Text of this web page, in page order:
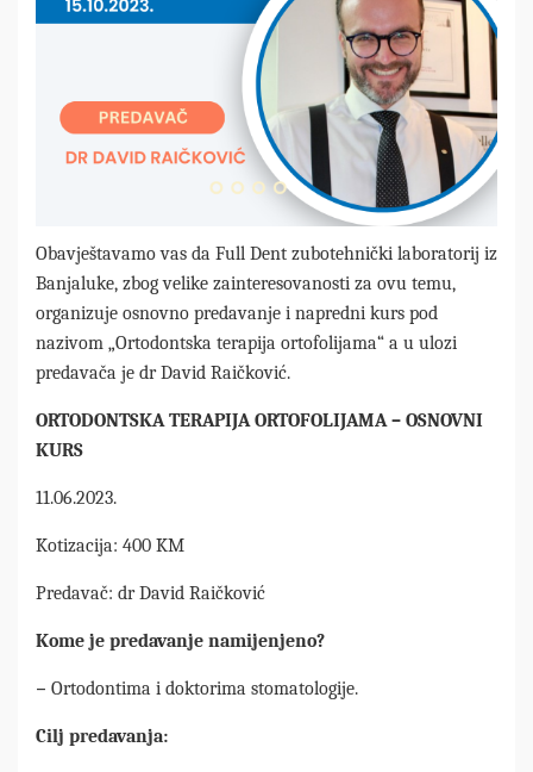
Obavještavamo vas da Full Dent zubotehnički laboratorij iz
Banjaluke, zbog velike zainteresovanosti za ovu temu,
organizuje osnovno predavanje i napredni kurs pod
nazivom „Ortodontska terapija ortofolijama“ a u ulozi
predavača je dr David Raičković.
ORTODONTSKA TERAPIJA ORTOFOLIJAMA – OSNOVNI
KURS
11.06.2023.
Kotizacija: 400 KM
Predavač: dr David Raičković
Kome je predavanje namijenjeno?
– Ortodontima i doktorima stomatologije.
Cilj predavanja: